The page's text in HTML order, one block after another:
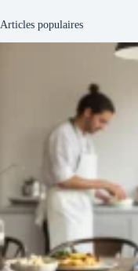
Articles populaires